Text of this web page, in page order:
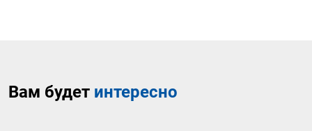
Вам будет интересно